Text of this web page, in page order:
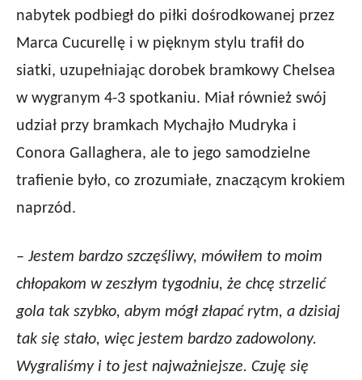
nabytek podbiegł do piłki dośrodkowanej przez
Marca Cucurellę i w pięknym stylu trafił do
siatki, uzupełniając dorobek bramkowy Chelsea
w wygranym 4-3 spotkaniu. Miał również swój
udział przy bramkach Mychajło Mudryka i
Conora Gallaghera, ale to jego samodzielne
trafienie było, co zrozumiałe, znaczącym krokiem
naprzód.
– Jestem bardzo szczęśliwy, mówiłem to moim
chłopakom w zeszłym tygodniu, że chcę strzelić
gola tak szybko, abym mógł złapać rytm, a dzisiaj
tak się stało, więc jestem bardzo zadowolony.
Wygraliśmy i to jest najważniejsze. Czuję się